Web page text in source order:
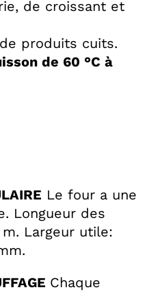
de croissant et
produits cuits.
de 60 °C à
Le four a une
Longueur des
Largeur utile:
Chaque